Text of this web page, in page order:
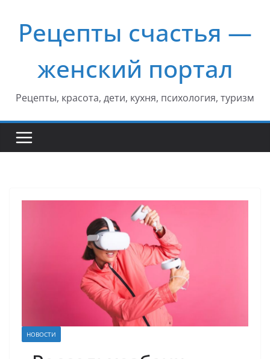
содержимому
Рецепты счастья —
женский портал
Рецепты, красота, дети, кухня, психология, туризм
НОВОСТИ